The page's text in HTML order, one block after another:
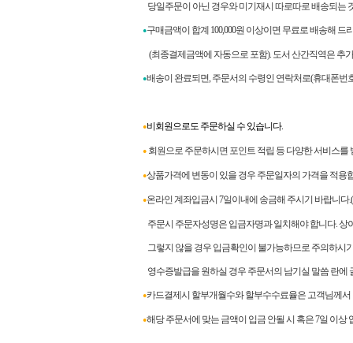
당일주문이 아닌 경우와 미기재시 따로따로 배송되는
●구매금액이 합계 100,000원 이상이면 무료로 배송해 드
(최종결제금액에 자동으로 포함). 도서 산간직역은 추
●배송이 완료되면, 주문서의 수령인 연락처로(휴대폰번
●비회원으로도 주문하실 수 있습니다.
● 회원으로 주문하시면 포인트 적립 등 다양한 서비스를
●상품가격에 변동이 있을 경우 주문일자의 가격을 적용
●온라인 계좌입금시 7일이내에 송금해 주시기 바랍니
주문시 주문자성명은 입금자명과 일치해야 합니다.
그렇지 않을 경우 입금확인이 불가능하므로 주의하시
영수증발급을 원하실 경우 주문서의 남기실 말씀 란에
●카드결제시 할부개월수와 할부수수료율은 고객님께
●해당 주문서에 맞는 금액이 입금 안될 시 혹은 7일 이